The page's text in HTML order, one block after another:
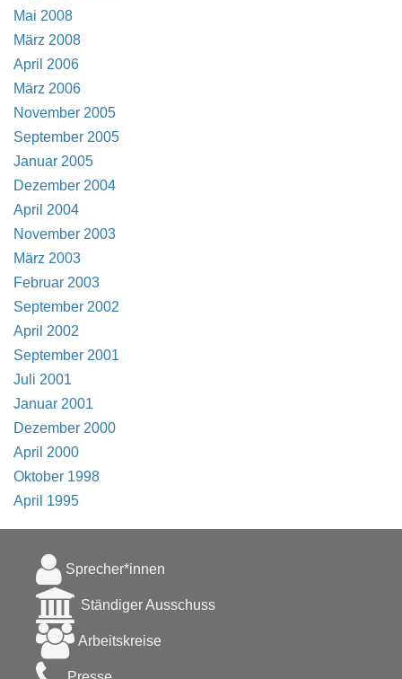
Mai 2008
März 2008
April 2006
März 2006
November 2005
September 2005
Januar 2005
Dezember 2004
April 2004
November 2003
März 2003
Februar 2003
September 2002
April 2002
September 2001
Juli 2001
Januar 2001
Dezember 2000
April 2000
Oktober 1998
April 1995
Sprecher*innen
Ständiger Ausschuss
Arbeitskreise